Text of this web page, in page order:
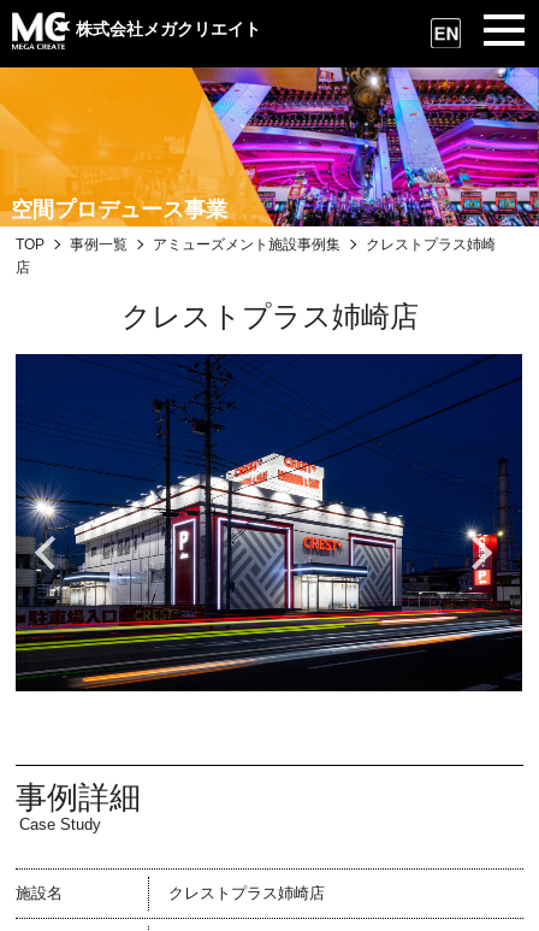
株式会社メガクリエイト
空間プロデュース事業
TOP 事例一覧 アミューズメント施設事例集
クレストプラス姉崎
店
クレストプラス姉崎店
事例詳細
Case Study
施設名 クレストプラス姉崎店